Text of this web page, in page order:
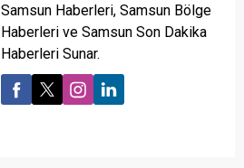
Samsun Haberleri, Samsun Bölge
Haberleri ve Samsun Son Dakika
Haberleri Sunar.